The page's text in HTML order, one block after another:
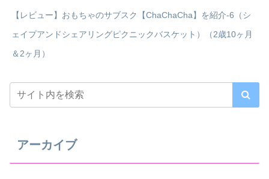
【レビュー】おもちゃのサブスク【ChaChaCha】を紹介-6（シ
ェイプアンドシェアリングピクニックバスケット）（2歳10ヶ月
＆2ヶ月）
アーカイブ